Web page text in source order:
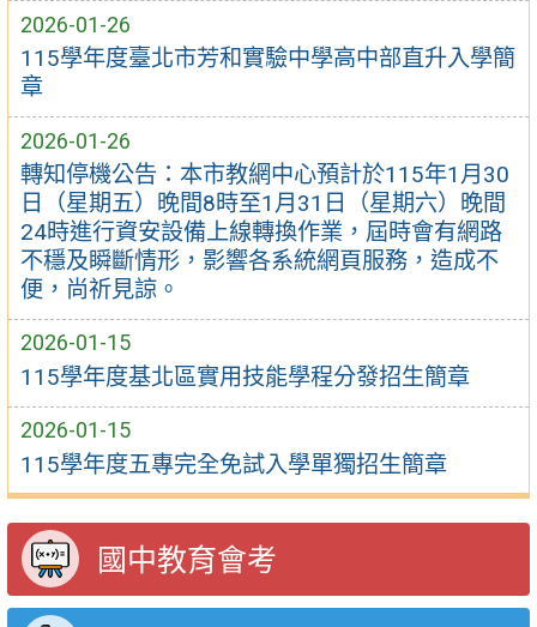
2026-01-26
115學年度臺北市芳和實驗中學高中部直升入學簡
章
2026-01-26
轉知停機公告：本市教網中心預計於115年1月30
日（星期五）晚間8時至1月31日（星期六）晚間
24時進行資安設備上線轉換作業，屆時會有網路
不穩及瞬斷情形，影響各系統網頁服務，造成不
便，尚祈見諒。
2026-01-15
115學年度基北區實用技能學程分發招生簡章
2026-01-15
115學年度五專完全免試入學單獨招生簡章
國中教育會考